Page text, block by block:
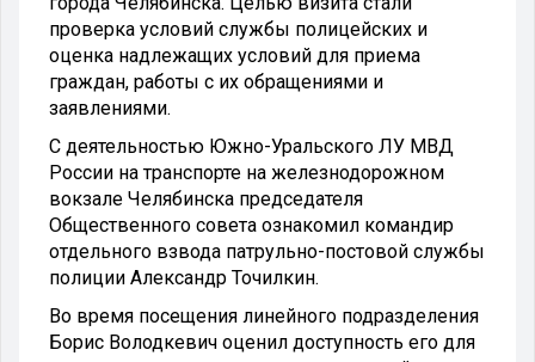
проверка условий службы полицейских и
оценка надлежащих условий для приема
граждан, работы с их обращениями и
заявлениями.
С деятельностью Южно-Уральского ЛУ МВД
России на транспорте на железнодорожном
вокзале Челябинска председателя
Общественного совета ознакомил командир
отдельного взвода патрульно-постовой службы
полиции Александр Точилкин.
Во время посещения линейного подразделения
Борис Володкевич оценил доступность его для